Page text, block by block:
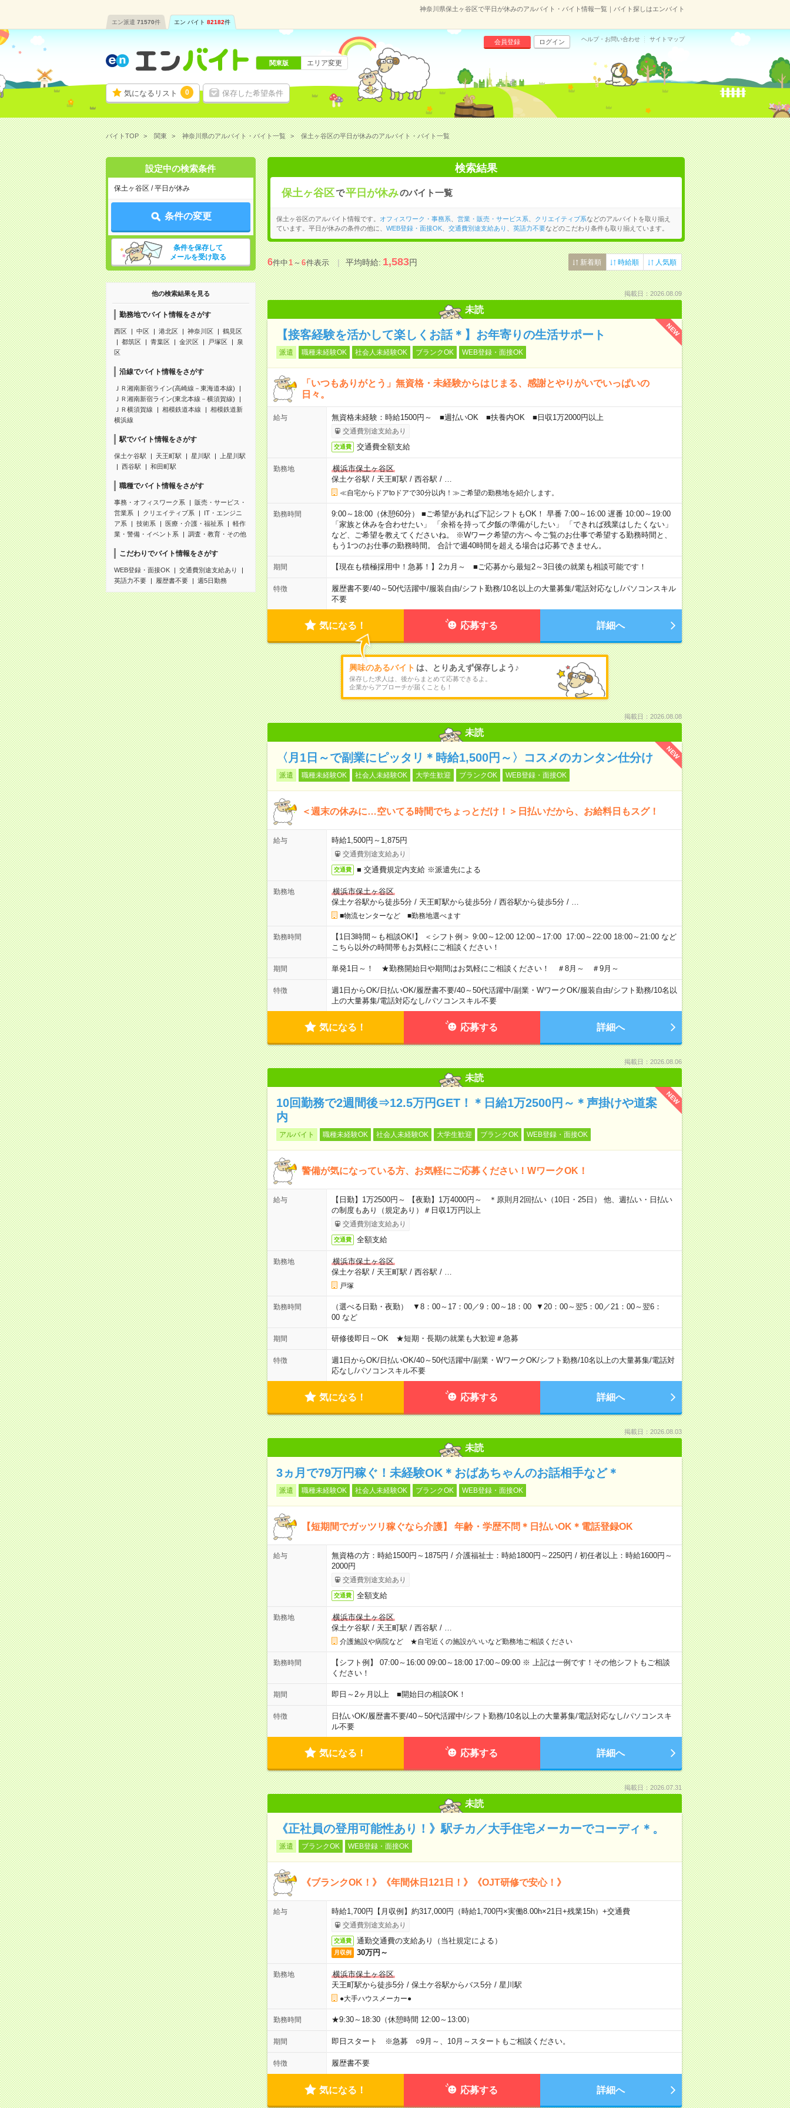
神奈川県保土ヶ谷区で平日が休みのアルバイト・バイト情報一覧｜バイト探しはエンバイト
エン派遣 71570件 エン バイト 82182件
気になるリスト 0 保存した希望条件
会員登録 ログイン ヘルプ・お問い合わせ サイトマップ
関東版 エリア変更
バイトTOP 関東 神奈川県のアルバイト・バイト一覧 保土ヶ谷区の平日が休みのアルバイト・バイト一覧
設定中の検索条件
保土ヶ谷区 / 平日が休み
条件の変更
条件を保存して
メールを受け取る
他の検索結果を見る
勤務地でバイト情報をさがす
西区 中区 港北区 神奈川区
鶴見区
都筑区
青葉区 金沢区 戸塚区
泉
区
沿線でバイト情報をさがす
ＪＲ湘南新宿ライン(高崎線－東海道本線)
ＪＲ湘南新宿ライン(東北本線－横須賀線)
ＪＲ横須賀線
相模鉄道本線
相模鉄道新
横浜線
駅でバイト情報をさがす
保土ケ谷駅 天王町駅 星川駅
上星川駅
西谷駅
和田町駅
職種でバイト情報をさがす
事務・オフィスワーク系
販売・サービス・
営業系
クリエイティブ系
IT・エンジニ
ア系
技術系 医療・介護・福祉系
軽作
業・警備・イベント系
調査・教育・その他
こだわりでバイト情報をさがす
WEB登録・面接OK
交通費別途支給あり
英語力不要
履歴書不要 週5日勤務
検索結果
保土ヶ谷区で平日が休みのバイト一覧
保土ヶ谷区のアルバイト情報です。 オフィスワーク・事務系 営業・販売・サービス系 クリエイティブ系などのアルバイトを取り揃え
ています。平日が休みの条件の他に、 WEB登録・面接OK、 交通費別途支給あり 英語力不要などのこだわり条件も取り揃えています。
6件中1～6件表示 平均時給:1,583円 新着順 時給順 人気順
掲載日：2026.08.09
未読
NEW
【接客経験を活かして楽しくお話＊】お年寄りの生活サポート
派遣 職種未経験OK 社会人未経験OK ブランクOK WEB登録・面接OK
「いつもありがとう」無資格・未経験からはじまる、感謝とやりがいでいっぱいの
日々。
給与 無資格未経験：時給1500円～ ■週払いOK ■扶養内OK ■日収1万2000円以上
交通費別途支給あり
交通費 交通費全額支給
勤務地
横浜市保土ヶ谷区
保土ケ谷駅 / 天王町駅 / 西谷駅 /
≪自宅からドアtoドアで30分以内！≫ご希望の勤務地を紹介します。
勤務時間
9:00～18:00（休憩60分） ■ご希望があれば下記シフトもOK！ 早番 7:00～16:00 遅番 10:00～19:00
「家族と休みを合わせたい」 「余裕を持って夕飯の準備がしたい」 「できれば残業はしたくない」
など、ご希望を教えてくださいね。 ※Wワーク希望の方へ 今ご覧のお仕事で希望する勤務時間と、
もう1つのお仕事の勤務時間。 合計で週40時間を超える場合は応募できません。
期間 【現在も積極採用中！急募！】2カ月～ ■ご応募から最短2～3日後の就業も相談可能です！
特徴 履歴書不要/40～50代活躍中/服装自由/シフト勤務/10名以上の大量募集/電話対応なし/パソコンスキル
不要
気になる！ 応募する 詳細へ
興味のあるバイト は、とりあえず保存しよう♪
保存した求人は、後からまとめて応募できるよ。
企業からアプローチが届くことも！
掲載日：2026.08.08
未読
NEW
〈月1日～で副業にピッタリ＊時給1,500円～〉コスメのカンタン仕分け
派遣 職種未経験OK 社会人未経験OK 大学生歓迎 ブランクOK WEB登録・面接OK
＜週末の休みに…空いてる時間でちょっとだけ！＞日払いだから、お給料日もスグ！
給与 時給1,500円～1,875円
交通費別途支給あり
交通費 ■ 交通費規定内支給 ※派遣先による
勤務地
横浜市保土ヶ谷区
保土ケ谷駅から徒歩5分/ 天王町駅から徒歩5分/ 西谷駅から徒歩5分/
■物流センターなど ■勤務地選べます
勤務時間
【1日3時間～も相談OK!】 ＜シフト例＞ 9:00～12:00 12:00～17:00 17:00～22:00 18:00～21:00 など
こちら以外の時間帯もお気軽にご相談ください！
期間 単発1日～！ ★勤務開始日や期間はお気軽にご相談ください！ ＃8月～ ＃9月～
特徴 週1日からOK/日払いOK/履歴書不要/40～50代活躍中/副業・WワークOK/服装自由/シフト勤務/10名以
上の大量募集/電話対応なし/パソコンスキル不要
気になる！ 応募する 詳細へ
掲載日：2026.08.06
未読
NEW
10回勤務で2週間後⇒12.5万円GET！＊日給1万2500円～＊声掛けや道案
内
アルバイト 職種未経験OK 社会人未経験OK 大学生歓迎 ブランクOK WEB登録・面接OK
警備が気になっている方、お気軽にご応募ください！WワークOK！
給与
【日勤】1万2500円～ 【夜勤】1万4000円～ ＊原則月2回払い（10日・25日） 他、週払い・日払い
の制度もあり（規定あり）＃日収1万円以上
交通費別途支給あり
交通費 全額支給
勤務地
横浜市保土ヶ谷区
保土ケ谷駅 / 天王町駅 / 西谷駅 /
戸塚
勤務時間
（選べる日勤・夜勤） ▼8：00～17：00／9：00～18：00 ▼20：00～翌5：00／21：00～翌6：
00 など
期間 研修後即日～OK ★短期・長期の就業も大歓迎＃急募
特徴 週1日からOK/日払いOK/40～50代活躍中/副業・WワークOK/シフト勤務/10名以上の大量募集/電話対
応なし/パソコンスキル不要
気になる！ 応募する 詳細へ
掲載日：2026.08.03
未読
3ヵ月で79万円稼ぐ！未経験OK＊おばあちゃんのお話相手など＊
派遣 職種未経験OK 社会人未経験OK ブランクOK WEB登録・面接OK
【短期間でガッツリ稼ぐなら介護】 年齢・学歴不問＊日払いOK＊電話登録OK
給与
無資格の方：時給1500円～1875円 / 介護福祉士：時給1800円～2250円 / 初任者以上：時給1600円～
2000円
交通費別途支給あり
交通費 全額支給
勤務地
横浜市保土ヶ谷区
保土ケ谷駅 / 天王町駅 / 西谷駅 /
介護施設や病院など ★自宅近くの施設がいいなど勤務地ご相談ください
勤務時間
【シフト例】 07:00～16:00 09:00～18:00 17:00～09:00 ※ 上記は一例です！その他シフトもご相談
ください！
期間 即日～2ヶ月以上 ■開始日の相談OK！
特徴 日払いOK/履歴書不要/40～50代活躍中/シフト勤務/10名以上の大量募集/電話対応なし/パソコンスキ
ル不要
気になる！ 応募する 詳細へ
掲載日：2026.07.31
未読
《正社員の登用可能性あり！》駅チカ／大手住宅メーカーでコーディ＊。
派遣 ブランクOK WEB登録・面接OK
《ブランクOK！》《年間休日121日！》《OJT研修で安心！》
給与 時給1,700円【月収例】約317,000円（時給1,700円×実働8.00h×21日+残業15h）+交通費
交通費別途支給あり
交通費 通勤交通費の支給あり（当社規定による）
月収例 30万円～
勤務地
横浜市保土ヶ谷区
天王町駅から徒歩5分/ 保土ケ谷駅からバス5分/ 星川駅
●大手ハウスメーカー●
勤務時間 ★9:30～18:30（休憩時間 12:00～13:00）
期間 即日スタート ※急募 ○9月～、10月～スタートもご相談ください。
特徴 履歴書不要
気になる！ 応募する 詳細へ